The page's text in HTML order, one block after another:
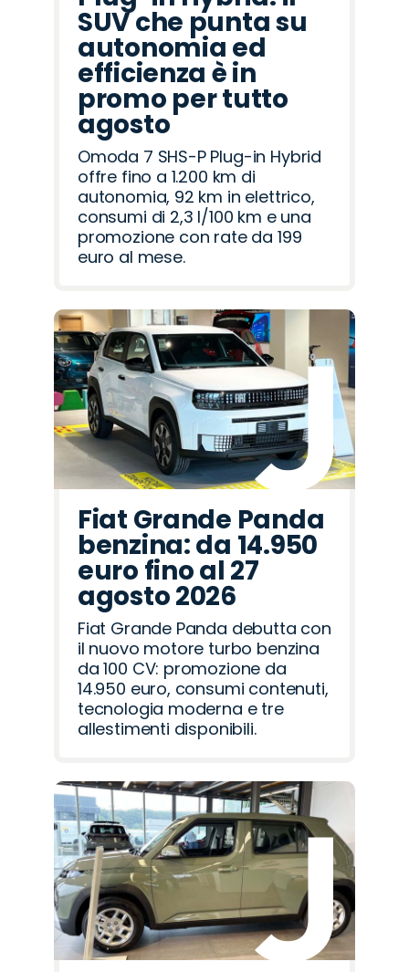
SUV che punta su
autonomia ed
efficienza è in
promo per tutto
agosto
Omoda 7 SHS-P Plug-in Hybrid
offre fino a 1.200 km di
autonomia, 92 km in elettrico,
consumi di 2,3 l/100 km e una
promozione con rate da 199
euro al mese.
Fiat Grande Panda
benzina: da 14.950
euro fino al 27
agosto 2026
Fiat Grande Panda debutta con
il nuovo motore turbo benzina
da 100 CV: promozione da
14.950 euro, consumi contenuti,
tecnologia moderna e tre
allestimenti disponibili.